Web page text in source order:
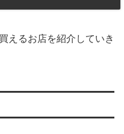
えるお店を紹介していき